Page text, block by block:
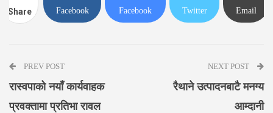
Share Facebook Facebook Twitter Email
PREV POST
रास्वपाको नयाँ कार्यवाहक
प्रवक्तामा प्रतिभा रावल
NEXT POST
रैथाने उत्पादनबाटै मनग्य
आम्दानी